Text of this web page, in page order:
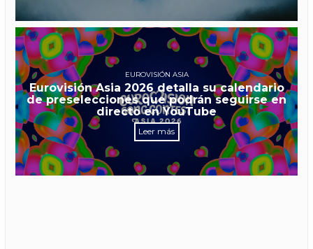
EUROVISIÓN ASIA
Eurovisión Asia 2026 detalla su calendario
de preselecciones que podrán seguirse en
directo en YouTube
Leer más